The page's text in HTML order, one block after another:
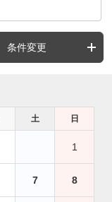
条件変更
土 日
1
7 8